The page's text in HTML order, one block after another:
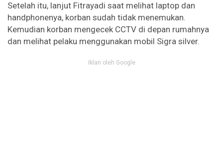
Setelah itu, lanjut Fitrayadi saat melihat laptop dan
handphonenya, korban sudah tidak menemukan.
Kemudian korban mengecek CCTV di depan rumahnya
dan melihat pelaku menggunakan mobil Sigra silver.
Iklan oleh Google